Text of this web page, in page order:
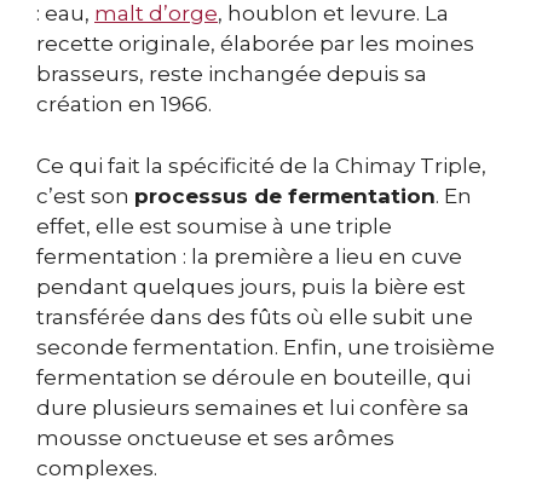
: eau, malt d’orge, houblon et levure. La
recette originale, élaborée par les moines
brasseurs, reste inchangée depuis sa
création en 1966.
Ce qui fait la spécificité de la Chimay Triple,
c’est son processus de fermentation. En
effet, elle est soumise à une triple
fermentation : la première a lieu en cuve
pendant quelques jours, puis la bière est
transférée dans des fûts où elle subit une
seconde fermentation. Enfin, une troisième
fermentation se déroule en bouteille, qui
dure plusieurs semaines et lui confère sa
mousse onctueuse et ses arômes
complexes.